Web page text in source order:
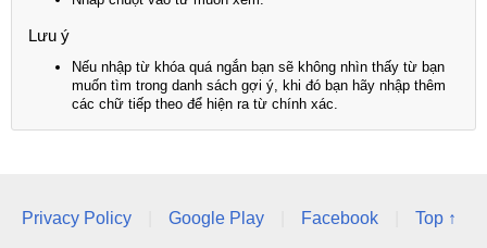
Lưu ý
Nếu nhập từ khóa quá ngắn bạn sẽ không nhìn thấy từ bạn
muốn tìm trong danh sách gợi ý, khi đó bạn hãy nhập thêm
các chữ tiếp theo để hiện ra từ chính xác.
Privacy Policy Google Play Facebook Top ↑